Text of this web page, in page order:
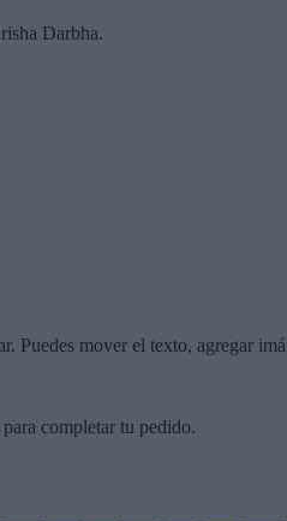
Darbha.
Puedes mover el texto, agregar
completar tu pedido.